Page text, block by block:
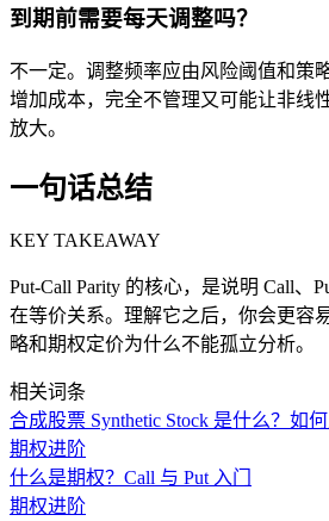
到期前需要每天调整吗？
不一定。调整频率应由风险阈值和策
增加成本，完全不管理又可能让非线
放大。
一句话总结
KEY TAKEAWAY
Put-Call Parity 的核心，是说明 Call、
在等价关系。理解它之后，你会更容
略和期权定价为什么不能孤立分析。
相关词条
合成股票 Synthetic Stock 是什么？如
期权进阶
什么是期权？Call 与 Put 入门
期权进阶